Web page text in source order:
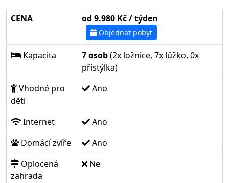
CENA od 9.980 Kč / týden
Objednat pobyt
Kapacita 7 osob(2x ložnice, 7x lůžko, 0x
přistýlka)
Vhodné pro
děti
Ano
Internet
Ano
Domácí zvíře
Ano
Oplocená
zahrada
Ne